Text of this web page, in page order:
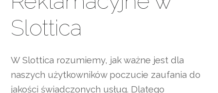
Slottica
W Slottica rozumiemy, jak ważne jest dla
naszych użytkowników poczucie zaufania do
jakości świadczonych usług. Dlatego